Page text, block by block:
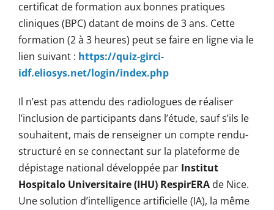
certificat de formation aux bonnes pratiques
cliniques (BPC) datant de moins de 3 ans. Cette
formation (2 à 3 heures) peut se faire en ligne via le
lien suivant : https://quiz-girci-
idf.eliosys.net/login/index.php
Il n’est pas attendu des radiologues de réaliser
l’inclusion de participants dans l’étude, sauf s’ils le
souhaitent, mais de renseigner un compte rendu-
structuré en se connectant sur la plateforme de
dépistage national développée par Institut
Hospitalo Universitaire (IHU) RespirERAde Nice.
Une solution d’intelligence artificielle (IA), la même